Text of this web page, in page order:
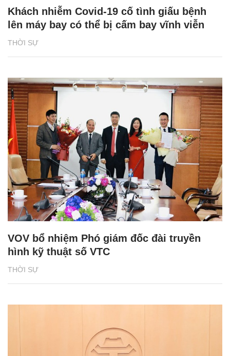
THỜI SỰ
Khách nhiễm Covid-19 cố tình giấu bệnh
lên máy bay có thể bị cấm bay vĩnh viễn
THỜI SỰ
VOV bổ nhiệm Phó giám đốc đài truyền
hình kỹ thuật số VTC